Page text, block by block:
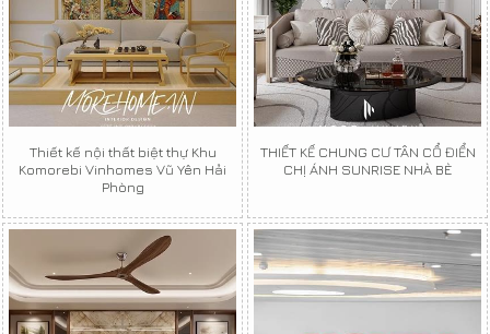
Thiết kế nội thất biệt thự Khu
Komorebi Vinhomes Vũ Yên Hải
Phòng
THIẾT KẾ CHUNG CƯ TÂN CỔ ĐIỂN
CHỊ ÁNH SUNRISE NHÀ BÈ